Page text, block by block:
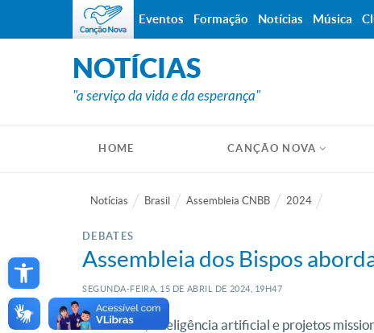
Open toolbar
NOTÍCIAS
"a serviço da vida e da esperança"
HOME CANÇÃO NOVA
Notícias Brasil Assembleia CNBB 2024
DEBATES
Assembleia dos Bispos
SEGUNDA-FEIRA, 15 DE ABRIL DE 2024, 19H47
Juventude, inteligência artificial e projetos
Eventos Formação Notícias Música